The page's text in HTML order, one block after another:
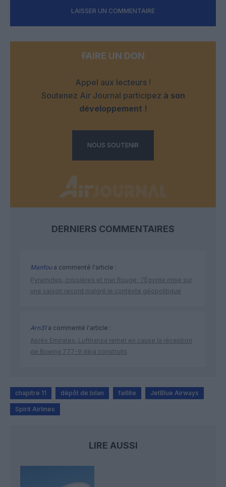
LAISSER UN COMMENTAIRE
FAIRE UN DON
Appel aux lecteurs !
Soutenez Air Journal participez à son
développement !
NOUS SOUTENIR
DERNIERS COMMENTAIRES
Manfoua commenté l'article :
Pyramides, croisières et mer Rouge : l’Égypte mise sur
une saison record malgré le contexte géopolitique
Arn31a commenté l'article :
Après Emirates, Lufthansa remet en cause la réception
de Boeing 777-9 déjà construits
chapitre 11 dépôt de bilan faillite JetBlue Airways
Spirit Airlines
LIRE AUSSI